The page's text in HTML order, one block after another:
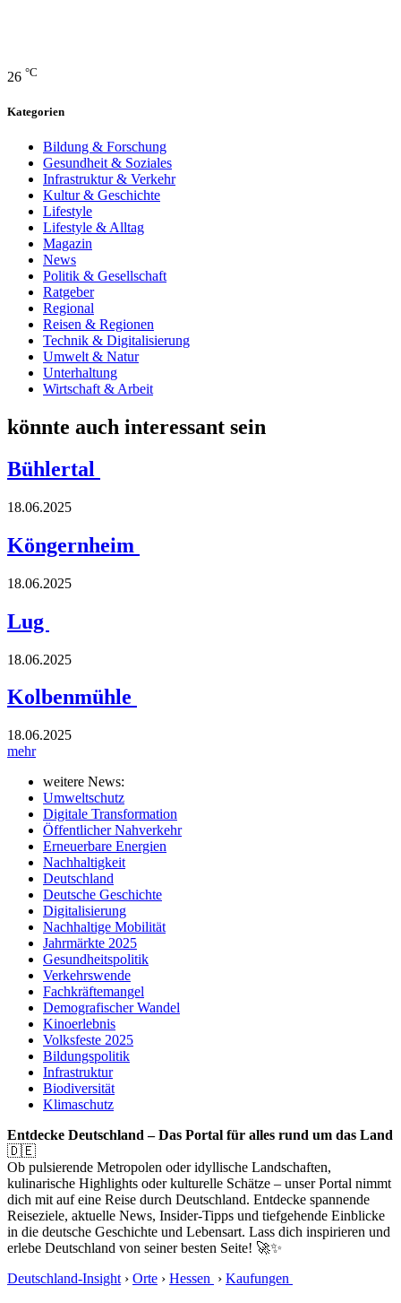
26 °C
Kategorien
Bildung & Forschung
Gesundheit & Soziales
Infrastruktur & Verkehr
Kultur & Geschichte
Lifestyle
Lifestyle & Alltag
Magazin
News
Politik & Gesellschaft
Ratgeber
Regional
Reisen & Regionen
Technik & Digitalisierung
Umwelt & Natur
Unterhaltung
Wirtschaft & Arbeit
könnte auch interessant sein
Bühlertal
18.06.2025
Köngernheim
18.06.2025
Lug
18.06.2025
Kolbenmühle
18.06.2025
mehr
weitere News:
Umweltschutz
Digitale Transformation
Öffentlicher Nahverkehr
Erneuerbare Energien
Nachhaltigkeit
Deutschland
Deutsche Geschichte
Digitalisierung
Nachhaltige Mobilität
Jahrmärkte 2025
Gesundheitspolitik
Verkehrswende
Fachkräftemangel
Demografischer Wandel
Kinoerlebnis
Volksfeste 2025
Bildungspolitik
Infrastruktur
Biodiversität
Klimaschutz
Entdecke Deutschland – Das Portal für alles rund um das Land
🇩🇪
Ob pulsierende Metropolen oder idyllische Landschaften,
kulinarische Highlights oder kulturelle Schätze – unser Portal nimmt
dich mit auf eine Reise durch Deutschland. Entdecke spannende
Reiseziele, aktuelle News, Insider-Tipps und tiefgehende Einblicke
in die deutsche Geschichte und Lebensart. Lass dich inspirieren und
erlebe Deutschland von seiner besten Seite! 🚀✨
Deutschland-Insight › Orte › Hessen › Kaufungen